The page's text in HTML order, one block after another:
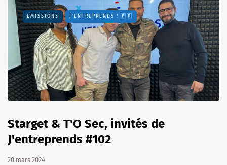
EMISSIONS J'ENTREPRENDS ! 🇫🇷
Starget & T'O Sec, invités de
J'entreprends #102
20 mars 2024